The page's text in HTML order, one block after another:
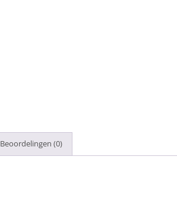
Beoordelingen (0)